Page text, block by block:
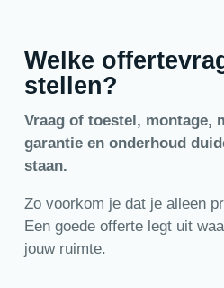
Welke
stellen?
Vraag of toestel, montage,
garantie en onderhoud
staan.
Zo voorkom je dat je alleen
Een goede offerte legt uit
jouw ruimte.